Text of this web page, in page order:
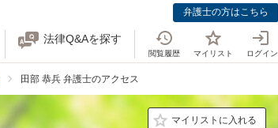
弁護士の方はこちら
法律Q&Aを探す
閲覧履歴 マイリスト ログイン
田部 恭兵 弁護士のアクセス
マイリストに入れる